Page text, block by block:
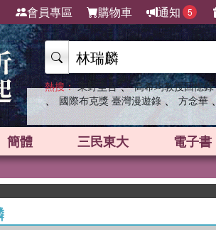
會員專區 購物車 通知 5
熱搜： 東野圭吾 、 高希均教授回憶錄
、 國際布克獎 臺灣漫遊錄 、 方念華 、
簡體 三民東大 電子書